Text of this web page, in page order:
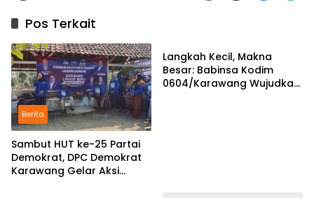
Pos Terkait
Berita
Sambut HUT ke-25 Partai
Demokrat, DPC Demokrat
Karawang Gelar Aksi
Langkah Kecil, Makna
Besar: Babinsa Kodim
0604/Karawang Wujudkan
Berita